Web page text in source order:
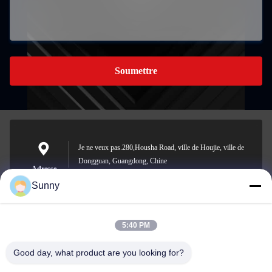
Soumettre
Adresse
Je ne veux pas.280,Housha Road, ville de Houjie, ville de
Dongguan, Guangdong, Chine
E-mail
sunny.xu@woolsche.com
Sunny
5:40 PM
Good day, what product are you looking for?